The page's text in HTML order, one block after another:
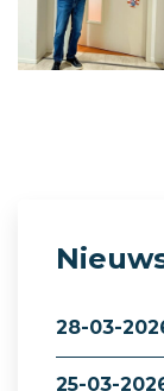
28-03-
25-03-